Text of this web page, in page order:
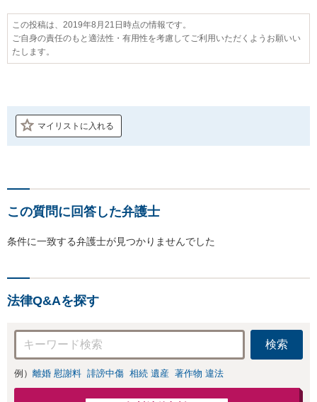
この投稿は、2019年8月21日時点の情報です。
ご自身の責任のもと適法性・有用性を考慮してご利用いただくようお願いい
たします。
マイリストに入れる
この質問に回答した弁護士
条件に一致する弁護士が見つかりませんでした
法律Q&Aを探す
検索
例） 離婚 慰謝料 誹謗中傷 相続 遺産 著作物 違法